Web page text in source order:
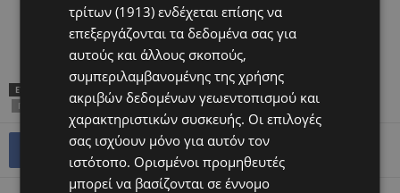
ΕΤΙΚΕΤΕΣ ΘΕΡΜΟΚΟΙΤΊΔΑ ΑΓΆΠΗΣ
ΠΑΓΚΌΣΜΙΑ ΗΜΈΡΑ ΠΡΟΩΡΌΤΗΤΑΣ
ΠΡΟΩΡΌΤΗΤΑ
τρίτων (1913) ενδέχεται επίσης να
επεξεργάζονται τα δεδομένα σας για
αυτούς και άλλους σκοπούς,
συμπεριλαμβανομένης της χρήσης
ακριβών δεδομένων γεωεντοπισμού και
χαρακτηριστικών συσκευής. Οι επιλογές
σας ισχύουν μόνο για αυτόν τον
ιστότοπο. Ορισμένοι προμηθευτές
μπορεί να βασίζονται σε έννομο